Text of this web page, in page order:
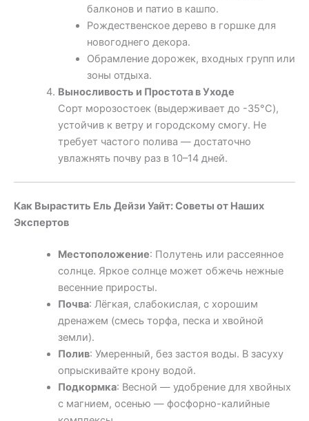
балконов и патио в кашпо.
Рождественское дерево в горшке для
новогоднего декора.
Обрамление дорожек, входных групп или
зоны отдыха.
Выносливость и Простота в Уходе
Сорт морозостоек (выдерживает до -35°C),
устойчив к ветру и городскому смогу. Не
требует частого полива — достаточно
увлажнять почву раз в 10–14 дней.
Как Вырастить Ель Дейзи Уайт: Советы от Наших
Экспертов
Местоположение: Полутень или рассеянное
солнце. Яркое солнце может обжечь нежные
весенние приросты.
Почва: Лёгкая, слабокислая, с хорошим
дренажем (смесь торфа, песка и хвойной
земли).
Полив: Умеренный, без застоя воды. В засуху
опрыскивайте крону водой.
Подкормка: Весной — удобрение для хвойных
с магнием, осенью — фосфорно-калийные